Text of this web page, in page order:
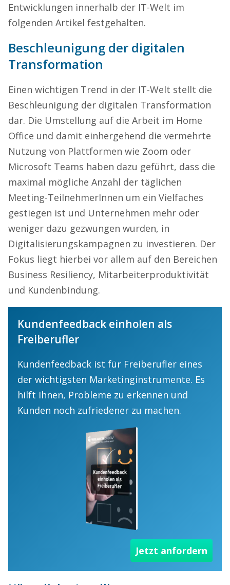
Entwicklungen innerhalb der IT-Welt im
folgenden Artikel festgehalten.
Beschleunigung der digitalen
Transformation
Einen wichtigen Trend in der IT-Welt stellt die
Beschleunigung der digitalen Transformation
dar. Die Umstellung auf die Arbeit im Home
Office und damit einhergehend die vermehrte
Nutzung von Plattformen wie Zoom oder
Microsoft Teams haben dazu geführt, dass die
maximal mögliche Anzahl der täglichen
Meeting-TeilnehmerInnen um ein Vielfaches
gestiegen ist und Unternehmen mehr oder
weniger dazu gezwungen wurden, in
Digitalisierungskampagnen zu investieren. Der
Fokus liegt hierbei vor allem auf den Bereichen
Business Resiliency, Mitarbeiterproduktivität
und Kundenbindung.
Kundenfeedback einholen als
Freiberufler
Kundenfeedback ist für Freiberufler eines
der wichtigsten Marketinginstrumente. Es
hilft Ihnen, Probleme zu erkennen und
Kunden noch zufriedener zu machen.
Jetzt anfordern